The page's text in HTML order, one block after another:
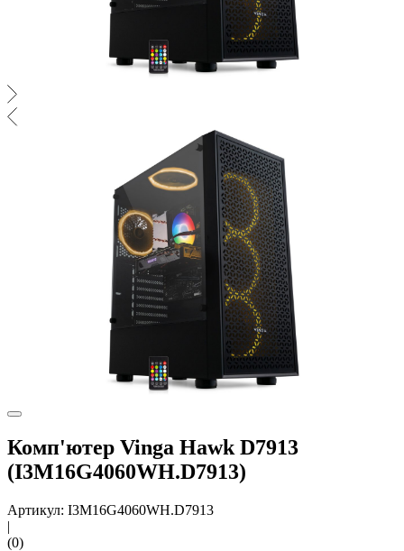
Комп'ютер Vinga Hawk D7913
(I3M16G4060WH.D7913)
Артикул: I3M16G4060WH.D7913
|
(0)